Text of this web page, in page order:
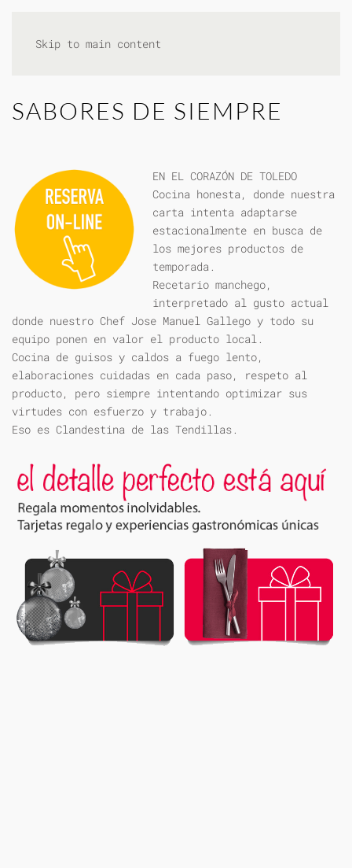
Skip to main content
SABORES DE SIEMPRE
EN EL CORAZÓN DE TOLEDO
Cocina honesta, donde nuestra
carta intenta adaptarse
estacionalmente en busca de
los mejores productos de
temporada.
Recetario manchego,
interpretado al gusto actual
donde nuestro Chef Jose Manuel Gallego y todo su
equipo ponen en valor el producto local.
Cocina de guisos y caldos a fuego lento,
elaboraciones cuidadas en cada paso, respeto al
producto, pero siempre intentando optimizar sus
virtudes con esfuerzo y trabajo.
Eso es Clandestina de las Tendillas.